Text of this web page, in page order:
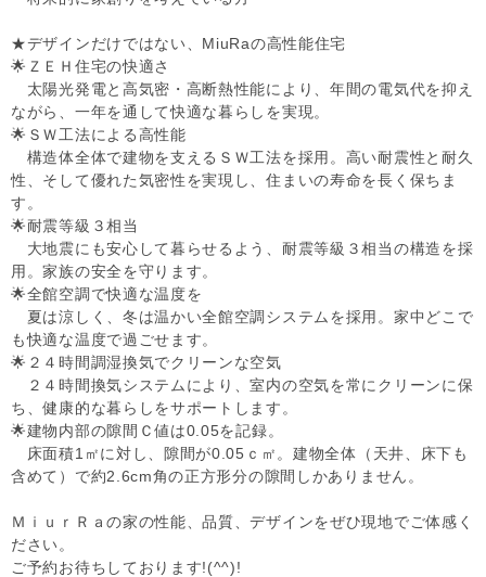
★デザインだけではない、MiuRaの高性能住宅
🌟ＺＥＨ住宅の快適さ
太陽光発電と高気密・高断熱性能により、年間の電気代を抑え
ながら、一年を通して快適な暮らしを実現。
🌟ＳＷ工法による高性能
構造体全体で建物を支えるＳＷ工法を採用。高い耐震性と耐久
性、そして優れた気密性を実現し、住まいの寿命を長く保ちま
す。
🌟耐震等級３相当
大地震にも安心して暮らせるよう、耐震等級３相当の構造を採
用。家族の安全を守ります。
🌟全館空調で快適な温度を
夏は涼しく、冬は温かい全館空調システムを採用。家中どこで
も快適な温度で過ごせます。
🌟２４時間調湿換気でクリーンな空気
２４時間換気システムにより、室内の空気を常にクリーンに保
ち、健康的な暮らしをサポートします。
🌟建物内部の隙間Ｃ値は0.05を記録。
床面積1㎡に対し、隙間が0.05ｃ㎡。建物全体（天井、床下も
含めて）で約2.6cm角の正方形分の隙間しかありません。
ＭｉｕｒＲａの家の性能、品質、デザインをぜひ現地でご体感く
ださい。
ご予約お待ちしております!(^^)!